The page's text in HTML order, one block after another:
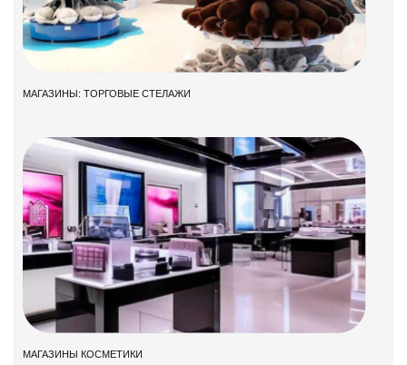
МАГАЗИНЫ: ТОРГОВЫЕ СТЕЛАЖИ
МАГАЗИНЫ КОСМЕТИКИ